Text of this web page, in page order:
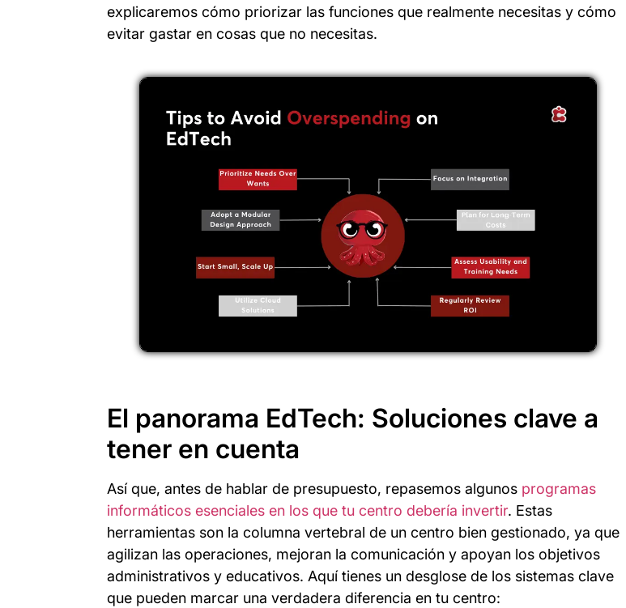
explicaremos cómo priorizar las funciones que realmente necesitas y cómo
evitar gastar en cosas que no necesitas.
El panorama EdTech: Soluciones clave a
tener en cuenta
Así que, antes de hablar de presupuesto, repasemos algunos programas
informáticos esenciales en los que tu centro debería invertir. Estas
herramientas son la columna vertebral de un centro bien gestionado, ya que
agilizan las operaciones, mejoran la comunicación y apoyan los objetivos
administrativos y educativos. Aquí tienes un desglose de los sistemas clave
que pueden marcar una verdadera diferencia en tu centro: